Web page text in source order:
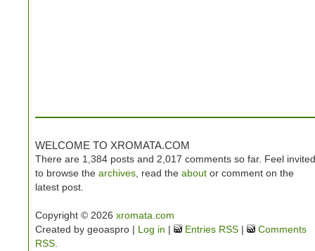
WELCOME TO XROMATA.COM
There are 1,384 posts and 2,017 comments so far. Feel invited
to browse the archives , read the about or comment on the
latest post.
Copyright © 2026 xromata.com
Created by geoaspro | Log in | Entries RSS |
Comments
RSS